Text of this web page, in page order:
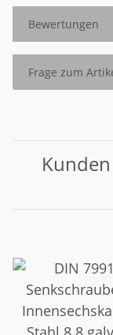
Bewertungen
Frage zum